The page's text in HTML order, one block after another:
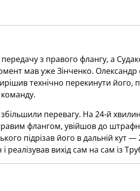
з правого флангу, а
мав уже Зінченко. Олександр
технічно перекинути його,
перевагу. На 24-й
флангом, увійшов до
підрізав його в дальній кут
вихід сам на сам із